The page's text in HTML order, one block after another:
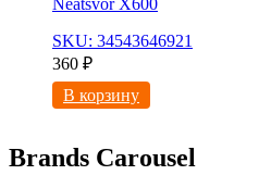
Neatsvor X600
SKU: 34543646921
360 ₽
В корзину
Brands Carousel